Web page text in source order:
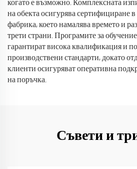
когато е възможно. Комплексната
на обекта осигурява сертифициране
фабрика, което намалява времето и
трети страни. Програмите за
гарантират висока квалификация и
производствени стандарти, докато
клиенти осигуряват оперативна
на поръчка.
Съвети и